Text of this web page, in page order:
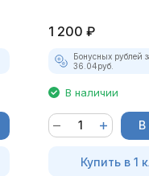
1 200 ₽
Бонусных рублей
36.04руб.
В наличии
В
Купить в 1